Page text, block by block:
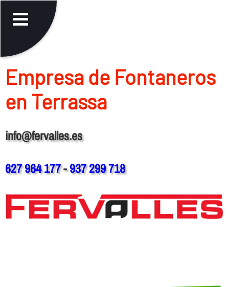
Empresa de Fontaneros
en Terrassa
info@fervalles.es
627 964 177-937 299 718